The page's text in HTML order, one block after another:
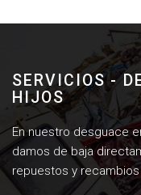
SERVICIOS -
HIJOS
En nuestro desguace
damos de baja
repuestos y